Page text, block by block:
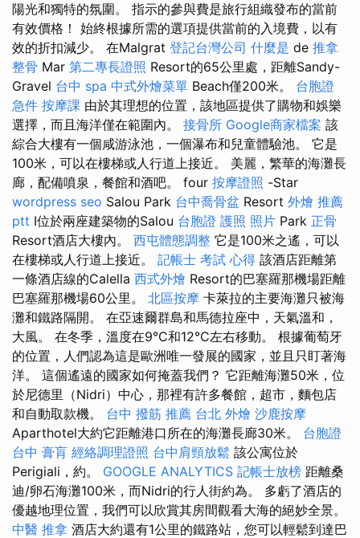
陽光和獨特的氛圍。 指示的參與費是旅行組織發布的當前
有效價格！ 始終根據所需的選項提供當前的入境費，以有
效的折扣減少。 在Malgrat 登記台灣公司 什麼是 de 推拿
整骨 Mar 第二專長證照 Resort的65公里處，距離Sandy-
Gravel 台中 spa 中式外燴菜單 Beach僅200米。 台胞證
急件 按摩課 由於其理想的位置，該地區提供了購物和娛樂
選擇，而且海洋僅在範圍內。 接骨所 Google商家檔案 該
綜合大樓有一個咸游泳池，一個瀑布和兒童體驗池。 它是
100米，可以在樓梯或人行道上接近。 美麗，繁華的海灘長
廊，配備噴泉，餐館和酒吧。 four 按摩證照 -Star
wordpress seo Salou Park 台中喬骨盆 Resort 外燴 推薦
ptt I位於兩座建築物的Salou 台胞證 護照 照片 Park 正骨
Resort酒店大樓內。 西屯體態調整 它是100米之遙，可以
在樓梯或人行道上接近。 記帳士 考試 心得 該酒店距離第
一條酒店線的Calella 西式外燴 Resort的巴塞羅那機場距離
巴塞羅那機場60公里。 北區按摩 卡萊拉的主要海灘只被海
灘和鐵路隔開。 在亞速爾群島和馬德拉座中，天氣溫和，
大風。 在冬季，溫度在9°C和12°C左右移動。 根據葡萄牙
的位置，人們認為這是歐洲唯一發展的國家，並且只盯著海
洋。 這個遙遠的國家如何掩蓋我們？ 它距離海灘50米，位
於尼德里（Nidri）中心，那裡有許多餐館，超市，麵包店
和自動取款機。 台中 撥筋 推薦 台北 外燴 沙鹿按摩
Aparthotel大約它距離港口所在的海灘長廊30米。 台胞證
台中 膏肓 經絡調理證照 台中肩頸放鬆 該公寓位於
Perigiali，約。 GOOGLE ANALYTICS 記帳士放榜 距離桑
迪/卵石海灘100米，而Nidri的行人街約為。 多虧了酒店的
優越地理位置，我們可以欣賞其房間觀看大海的絕妙全景。
中醫 推拿 酒店大約還有1公里的鐵路站，您可以輕鬆到達巴